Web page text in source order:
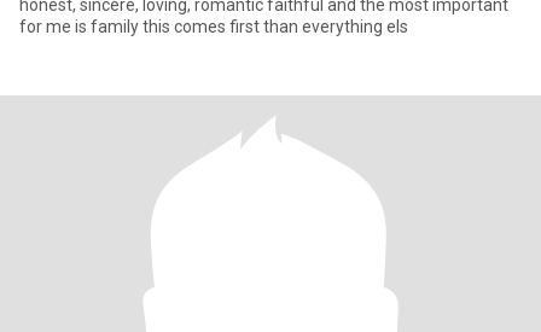
honest, sincere, loving, romantic faithful and the most important
for me is family this comes first than everything els